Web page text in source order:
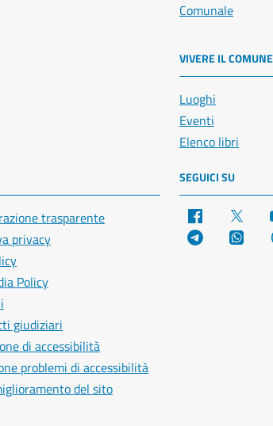
Comunale
VIVERE IL COMUNE
Luoghi
Eventi
Elenco libri
trasparente
privacy
Policy
giudiziari
di accessibilità
problemi di accessibilità
del sito
SEGUICI SU
Facebook
Telegram